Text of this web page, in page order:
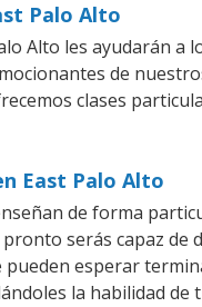
Palo Alto
Alto les ayudarán
de
clases
East Palo Alto
de forma
serás capaz
esperar
la habilidad